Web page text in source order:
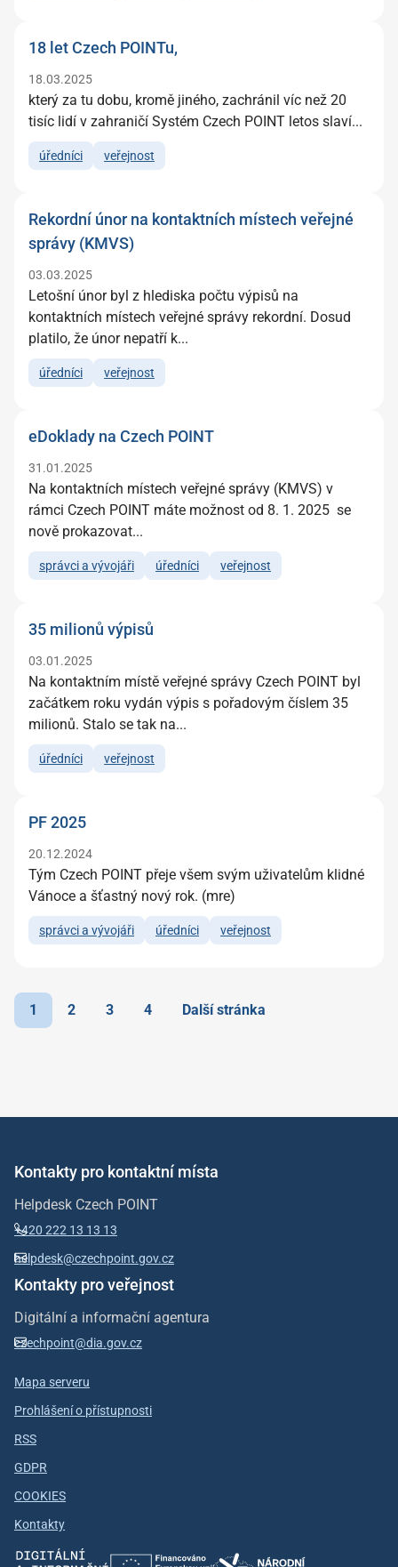
18 let Czech POINTu,
18.03.2025
který za tu dobu, kromě jiného, zachránil víc než 20
tisíc lidí v zahraničí Systém Czech POINT letos slaví...
úředníci veřejnost
Rekordní únor na kontaktních místech veřejné
správy (KMVS)
03.03.2025
Letošní únor byl z hlediska počtu výpisů na
kontaktních místech veřejné správy rekordní. Dosud
platilo, že únor nepatří k...
úředníci veřejnost
eDoklady na Czech POINT
31.01.2025
Na kontaktních místech veřejné správy (KMVS) v
rámci Czech POINT máte možnost od 8. 1. 2025 se
nově prokazovat...
správci a vývojáři úředníci veřejnost
35 milionů výpisů
03.01.2025
Na kontaktním místě veřejné správy Czech POINT byl
začátkem roku vydán výpis s pořadovým číslem 35
milionů. Stalo se tak na...
úředníci veřejnost
PF 2025
20.12.2024
Tým Czech POINT přeje všem svým uživatelům klidné
Vánoce a šťastný nový rok. (mre)
správci a vývojáři úředníci veřejnost
1 2 3 4 Další stránka
Kontakty pro kontaktní místa
Helpdesk Czech POINT
+420 222 13 13 13
helpdesk@czechpoint.gov.cz
Kontakty pro veřejnost
Digitální a informační agentura
czechpoint@dia.gov.cz
Mapa serveru
Prohlášení o přístupnosti
RSS
GDPR
COOKIES
Kontakty